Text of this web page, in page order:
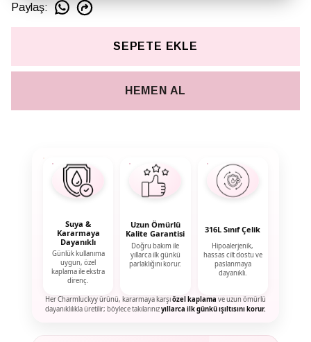
Paylaş:
SEPETE EKLE
HEMEN AL
Suya &
Kararmaya
Dayanıklı
Günlük kullanıma
uygun, özel
kaplama ile ekstra
direnç.
Uzun Ömürlü
Kalite Garantisi
Doğru bakım ile
yıllarca ilk günkü
parlaklığını korur.
316L Sınıf Çelik
Hipoalerjenik,
hassas cilt dostu ve
paslanmaya
dayanıklı.
Her Charmluckyy ürünü, kararmaya karşıözel kaplama ve uzun ömürlü
dayanıklılıkla üretilir; böylece takılarınızyıllarca ilk günkü ışıltısını korur.